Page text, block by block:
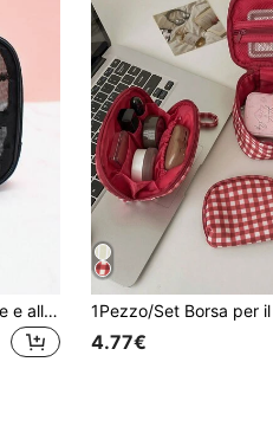
Borsa cosmetica semplice e alla moda per riporre rossetto
4.77€